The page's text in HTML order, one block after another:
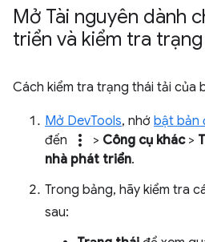
Mở Tài nguyên dành
triển và kiểm tra
Cách kiểm tra trạng thái tải của
Mở DevTools, nhớ bật bản
đến
more_vert > Công cụ khác>
nhà phát triển.
Trong bảng, hãy kiểm tra
sau: